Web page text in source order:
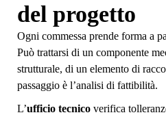
del progetto
Ogni commessa prende forma a
Può trattarsi di un componente
strutturale, di un elemento di
passaggio è l’analisi di fattibilità.
L’ufficio tecnico verifica